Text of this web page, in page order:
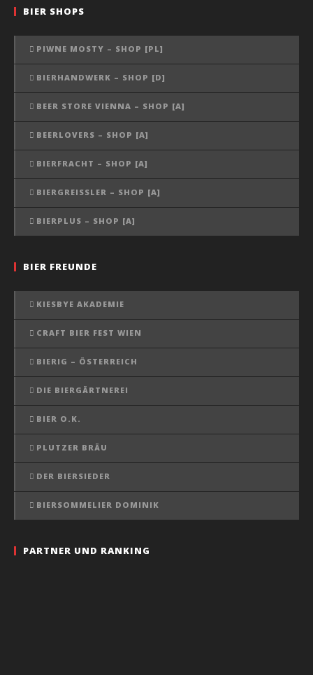
BIER SHOPS
PIWNE MOSTY – SHOP [PL]
BIERHANDWERK – SHOP [D]
BEER STORE VIENNA – SHOP [A]
BEERLOVERS – SHOP [A]
BIERFRACHT – SHOP [A]
BIERGREISSLER – SHOP [A]
BIERPLUS – SHOP [A]
BIER FREUNDE
KIESBYE AKADEMIE
CRAFT BIER FEST WIEN
BIERIG – ÖSTERREICH
DIE BIERGÄRTNEREI
BIER O.K.
PLUTZER BRÄU
DER BIERSIEDER
BIERSOMMELIER DOMINIK
PARTNER UND RANKING